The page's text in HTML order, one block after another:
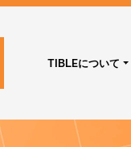
TIBLEについて